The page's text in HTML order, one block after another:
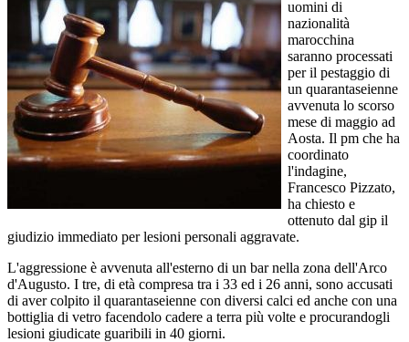
uomini di
nazionalità
marocchina
saranno processati
per il pestaggio di
un quarantaseienne
avvenuta lo scorso
mese di maggio ad
Aosta. Il pm che ha
coordinato
l'indagine,
Francesco Pizzato,
ha chiesto e
ottenuto dal gip il
giudizio immediato per lesioni personali aggravate.
L'aggressione è avvenuta all'esterno di un bar nella zona dell'Arco
d'Augusto. I tre, di età compresa tra i 33 ed i 26 anni, sono accusati
di aver colpito il quarantaseienne con diversi calci ed anche con una
bottiglia di vetro facendolo cadere a terra più volte e procurandogli
lesioni giudicate guaribili in 40 giorni.